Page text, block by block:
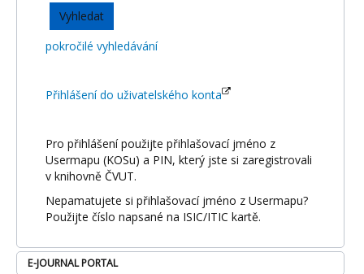
pokročilé vyhledávání
Přihlášení do uživatelského konta
Pro přihlášení použijte přihlašovací jméno z
Usermapu (KOSu) a PIN, který jste si zaregistrovali
v knihovně ČVUT.
Nepamatujete si přihlašovací jméno z Usermapu?
Použijte číslo napsané na ISIC/ITIC kartě.
E-JOURNAL PORTAL